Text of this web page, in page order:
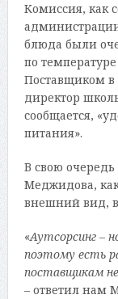
Комиссия, как
блюда были
по
Поставщиком в
директор
сообщается,
питания».
В свою
Меджидова,
внешний вид,
«Аутсорсинг –
поэтому есть
поставщикам
– ответил нам